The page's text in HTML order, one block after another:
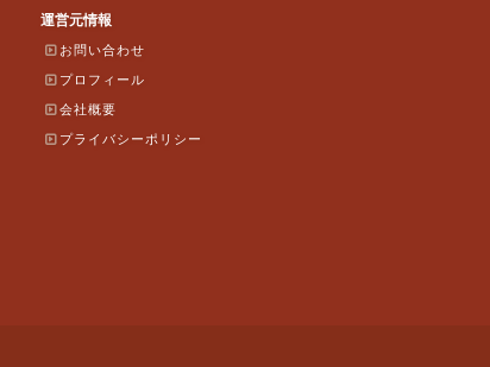
運営元情報
お問い合わせ
プロフィール
会社概要
プライバシーポリシー